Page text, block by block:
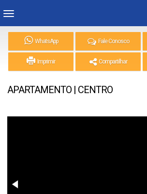
WhatsApp Fale Conosco
Imprimir Compartilhar
APARTAMENTO | CENTRO